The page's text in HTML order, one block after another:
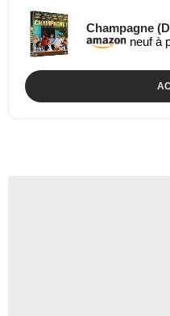
Champagne
neuf à